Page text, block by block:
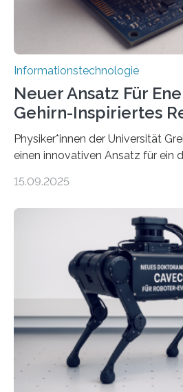
Informationstechnologie
Neuer Ansatz Für
Gehirn-Inspiriertes
Physiker*innen der Universität
einen innovativen Ansatz für ein
Lösungsweg ist inspiriert vom
stellt die heutige
Herausforderungen.
Prozessoren stoßen an ihre
viel Energie, die Speicher- und
sind voneinander getrennt und
bremst komplexe Anwendungen
immer größer werden und
verarbeiten müssen, steigt der
Rechenarchitekturen. Neben
rücken dabei insbesondere…
15.09.2025